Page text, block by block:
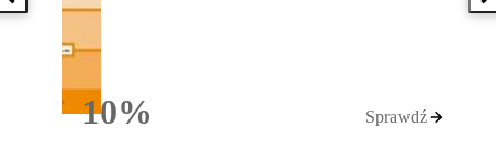
10%Rabatu Sprawdź